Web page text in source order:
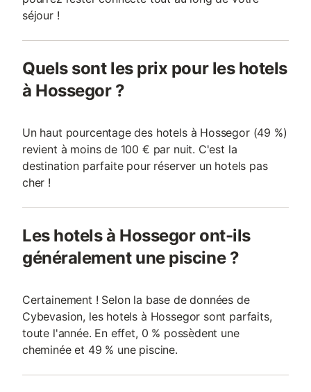
séjour !
Quels sont les prix pour les hotels
à Hossegor ?
Un haut pourcentage des hotels à Hossegor (49 %)
revient à moins de 100 € par nuit. C'est la
destination parfaite pour réserver un hotels pas
cher !
Les hotels à Hossegor ont-ils
généralement une piscine ?
Certainement ! Selon la base de données de
Cybevasion, les hotels à Hossegor sont parfaits,
toute l'année. En effet, 0 % possèdent une
cheminée et 49 % une piscine.